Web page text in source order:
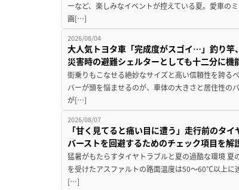
ーなど、楽しみなイベントが控えている夏。愛車の
画[…]
2026/08/04
大人気トヨタ車「完成度がスゴイ…」釣り竿
災害時の避難シェルターとしても十二分に機
街乗りもこなせる絶妙なサイズと高い信頼性を誇る
バーが頭を悩ませるのが、車体の大きさと居住性の
が[…]
2026/08/07
「甘く見てると痛い目に遭う」走行前のタ
バーストを回避するためのチェック項目を解
猛暑がもたらすタイヤトラブルと夏の過酷な環境
を受けたアスファルトの路面温度は50〜60℃以上に
[…]